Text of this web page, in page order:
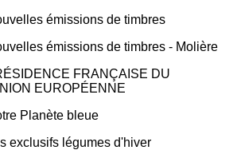
émissions de timbres
émissions de timbres - Molière
FRANÇAISE DU
EUROPÉENNE
Planète bleue
exclusifs légumes d'hiver